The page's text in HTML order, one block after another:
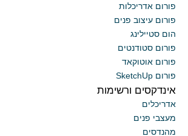
פורום אדריכלות
פורום עיצוב פנים
הום סטיילינג
פורום סטודנטים
פורום אוטוקאד
פורום SketchUp
אינדקסים ורשימות
אדריכלים
מעצבי פנים
מהנדסים